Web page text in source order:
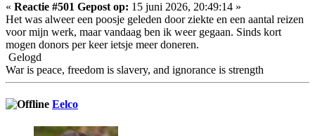
« Reactie #501 Gepost op: 15 juni 2026, 20:49:14 »
Het was alweer een poosje geleden door ziekte en een aantal reizen
voor mijn werk, maar vandaag ben ik weer gegaan. Sinds kort
mogen donors per keer ietsje meer doneren.
Gelogd
War is peace, freedom is slavery, and ignorance is strength
Eelco